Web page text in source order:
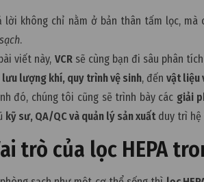
lời không chỉ nằm ở bản thân tấm lọc, mà
.
viết này, VCRsẽ cùng bạn đi sâu phân tích
lưu lượng khí, quy trình vệ sinh, đến vật liệu
đó, chúng tôi cũng sẽ trình bày các giải
kỹ sư, QA/QC và quản lý sản xuấtduy trì hệ
trò của lọc HEPA